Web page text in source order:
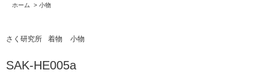
ホーム
> 小物
さく研究所 着物 小物
SAK-HE005a